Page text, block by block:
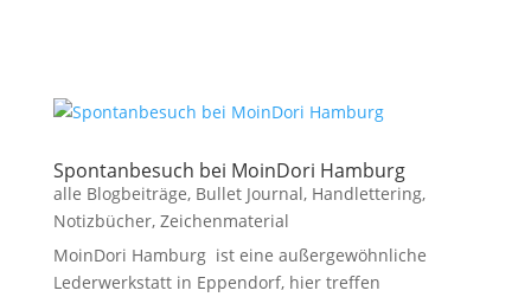
Spontanbesuch bei MoinDori Hamburg
alle Blogbeiträge, Bullet Journal, Handlettering,
Notizbücher, Zeichenmaterial
MoinDori Hamburg ist eine außergewöhnliche
Lederwerkstatt in Eppendorf, hier treffen